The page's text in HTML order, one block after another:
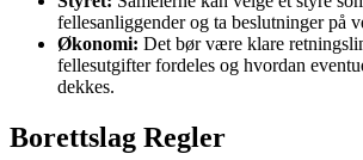
fellesanliggender og ta beslutninger på
Økonomi: Det bør være klare
fellesutgifter fordeles og hvordan
dekkes.
Borettslag Regler